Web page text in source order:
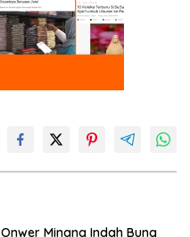
Onwer Minang Indah Bung